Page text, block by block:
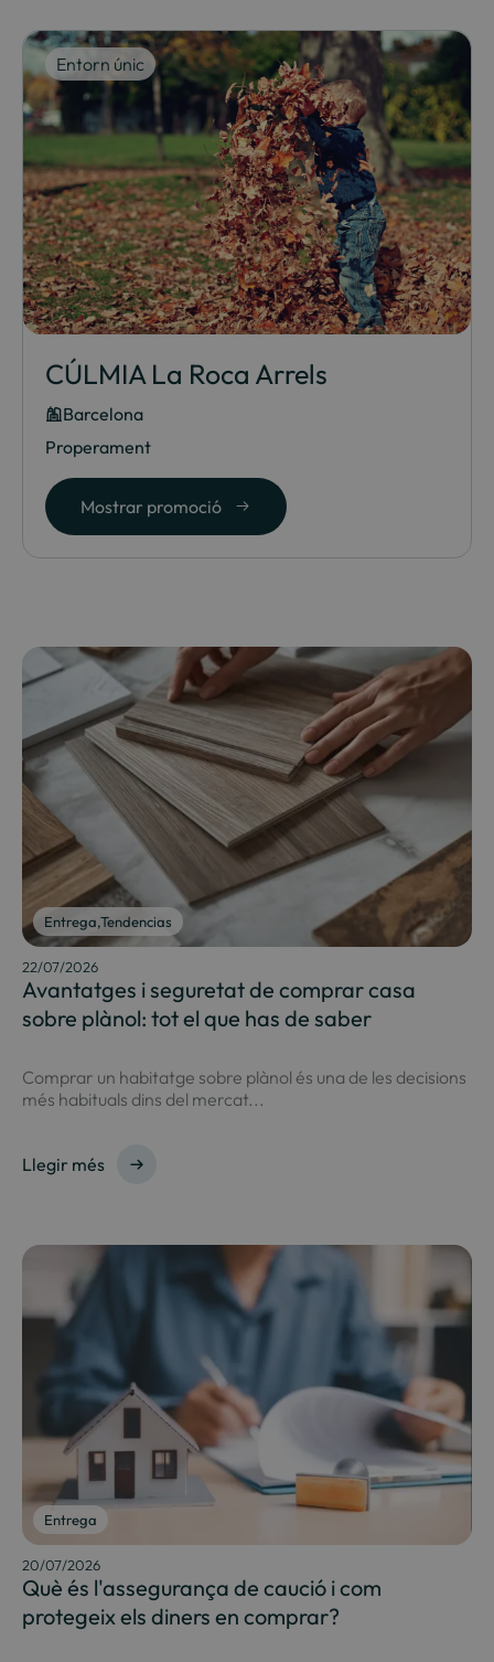
Entorn únic
CÚLMIA La Roca Arrels
Barcelona
Properament
Mostrar promoció
Entrega,Tendencias
22/07/2026
Avantatges i seguretat de comprar casa
sobre plànol: tot el que has de saber
Comprar un habitatge sobre plànol és una de les decisions
més habituals dins del mercat...
Llegir més
Entrega
20/07/2026
Què és l'assegurança de caució i com
protegeix els diners en comprar?